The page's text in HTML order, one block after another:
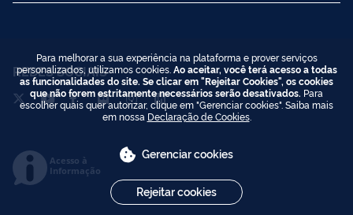
REDES SOCIAIS
Acesso à
Informação
Para melhorar a sua experiência na plataforma e prover serviços
personalizados, utilizamos cookies. Ao aceitar, você terá acesso a todas
as funcionalidades do site. Se clicar em "Rejeitar Cookies", os cookies
que não forem estritamente necessários serão desativados. Para
escolher quais quer autorizar, clique em "Gerenciar cookies". Saiba mais
em nossa Declaração de Cookies.
Gerenciar cookies
Rejeitar cookies